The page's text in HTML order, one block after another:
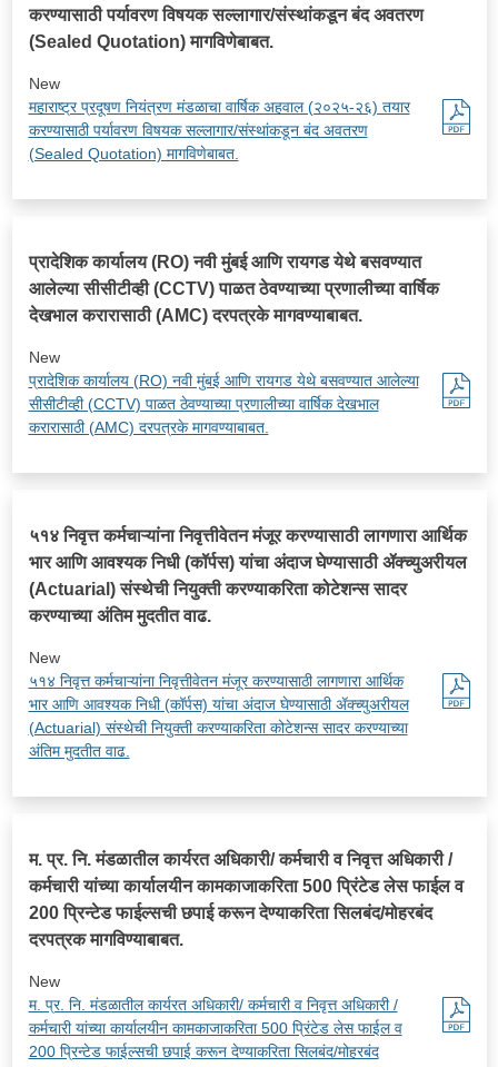
करण्यासाठी पर्यावरण विषयक सल्लागार/संस्थांकडून बंद अवतरण
(Sealed Quotation) मागविणेबाबत.
New
महाराष्ट्र प्रदूषण नियंत्रण मंडळाचा वार्षिक अहवाल (२०२५-२६) तयार
करण्यासाठी पर्यावरण विषयक सल्लागार/संस्थांकडून बंद अवतरण
(Sealed Quotation) मागविणेबाबत.
प्रादेशिक कार्यालय (RO) नवी मुंबई आणि रायगड येथे बसवण्यात
आलेल्या सीसीटीव्ही (CCTV) पाळत ठेवण्याच्या प्रणालीच्या वार्षिक
देखभाल करारासाठी (AMC) दरपत्रके मागवण्याबाबत.
New
प्रादेशिक कार्यालय (RO) नवी मुंबई आणि रायगड येथे बसवण्यात आलेल्या
सीसीटीव्ही (CCTV) पाळत ठेवण्याच्या प्रणालीच्या वार्षिक देखभाल
करारासाठी (AMC) दरपत्रके मागवण्याबाबत.
५१४ निवृत्त कर्मचाऱ्यांना निवृत्तीवेतन मंजूर करण्यासाठी लागणारा आर्थिक
भार आणि आवश्यक निधी (कॉर्पस) यांचा अंदाज घेण्यासाठी ॲक्च्युअरीयल
(Actuarial) संस्थेची नियुक्ती करण्याकरिता कोटेशन्स सादर
करण्याच्या अंतिम मुदतीत वाढ.
New
५१४ निवृत्त कर्मचाऱ्यांना निवृत्तीवेतन मंजूर करण्यासाठी लागणारा आर्थिक
भार आणि आवश्यक निधी (कॉर्पस) यांचा अंदाज घेण्यासाठी ॲक्च्युअरीयल
(Actuarial) संस्थेची नियुक्ती करण्याकरिता कोटेशन्स सादर करण्याच्या
अंतिम मुदतीत वाढ.
म. प्र. नि. मंडळातील कार्यरत अधिकारी/ कर्मचारी व निवृत्त अधिकारी /
कर्मचारी यांच्या कार्यालयीन कामकाजाकरिता 500 प्रिंटेड लेस फाईल व
200 प्रिन्टेड फाईल्सची छपाई करून देण्याकरिता सिलबंद/मोहरबंद
दरपत्रक मागविण्याबाबत.
New
म. प्र. नि. मंडळातील कार्यरत अधिकारी/ कर्मचारी व निवृत्त अधिकारी /
कर्मचारी यांच्या कार्यालयीन कामकाजाकरिता 500 प्रिंटेड लेस फाईल व
200 प्रिन्टेड फाईल्सची छपाई करून देण्याकरिता सिलबंद/मोहरबंद